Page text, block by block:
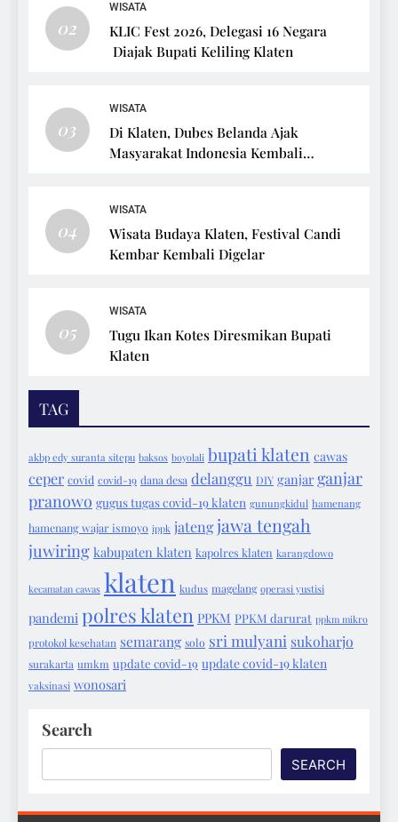
02
WISATA
KLIC Fest 2026, Delegasi 16 Negara
Diajak Bupati Keliling Klaten
03
WISATA
Di Klaten, Dubes Belanda Ajak
Masyarakat Indonesia Kembali
04
WISATA
Wisata Budaya Klaten, Festival Candi
Kembar Kembali Digelar
05
WISATA
Tugu Ikan Kotes Diresmikan Bupati
Klaten
TAG
akbp edy suranta sitepu baksos boyolali bupati klaten cawas
ceper covid covid-19 dana desa delanggu DIY ganjar ganjar
pranowo gugus tugas covid-19 klaten gunungkidul hamenang
hamenang wajar ismoyo ippk jatengjawa tengah
juwiring kabupaten klaten kapolres klaten karangdowo
kecamatan cawas klaten kudus magelang operasi yustisi
pandemi polres klaten PPKM PPKM darurat ppkm mikro
protokol kesehatan semarang solo sri mulyani sukoharjo
surakarta umkm update covid-19 update covid-19 klaten
vaksinasi wonosari
Search
SEARCH